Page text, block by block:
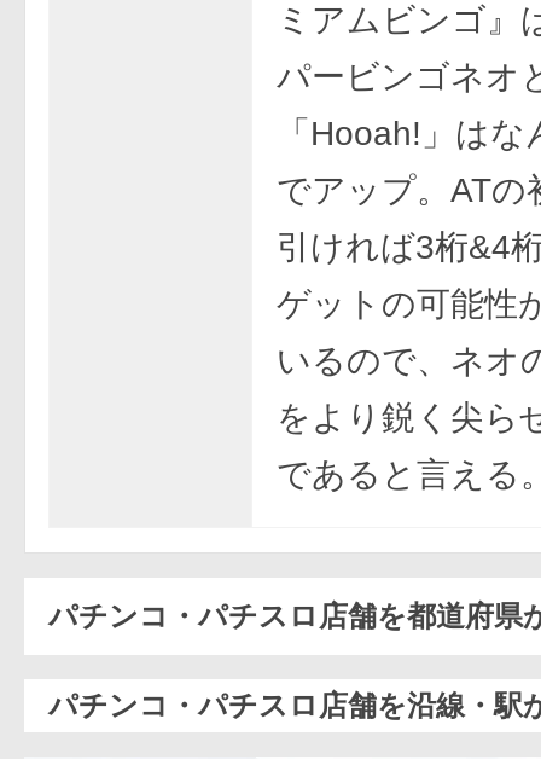
ミアムビンゴ』
パービンゴネオ
「Hooah!」は
でアップ。ATの
引ければ3桁&4
ゲットの可能性
いるので、ネオ
をより鋭く尖ら
であると言える
パチンコ・パチスロ店舗を都道府県
パチンコ・パチスロ店舗を沿線・駅